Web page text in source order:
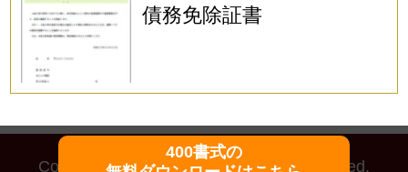
債務免除証書
Copyright (C) マイ法務 All Rights Reserved.
400書式の